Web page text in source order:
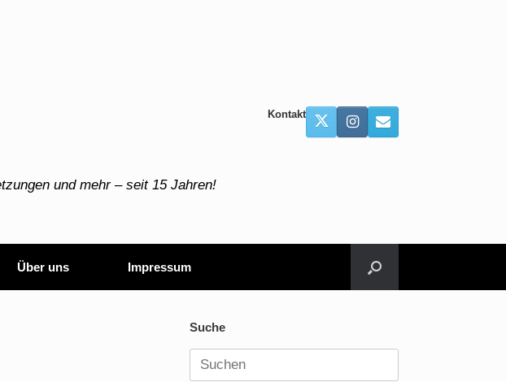
und mehr – seit 15 Jahren!
Kontakt
Über uns Impressum
Suche
Suchen
nach: